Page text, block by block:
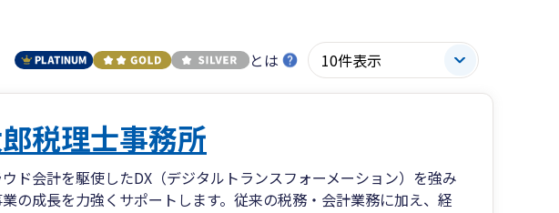
とは
税理士事務所
ド会計を駆使したDX（デジタルトランスフォーメーション）を強み
の成長を力強くサポートします。従来の税務・会計業務に加え、経